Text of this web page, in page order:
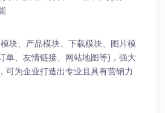
块、产品模块、下载模块、图片模
单、友情链接、网站地图等)，强大
可为企业打造出专业且具有营销力